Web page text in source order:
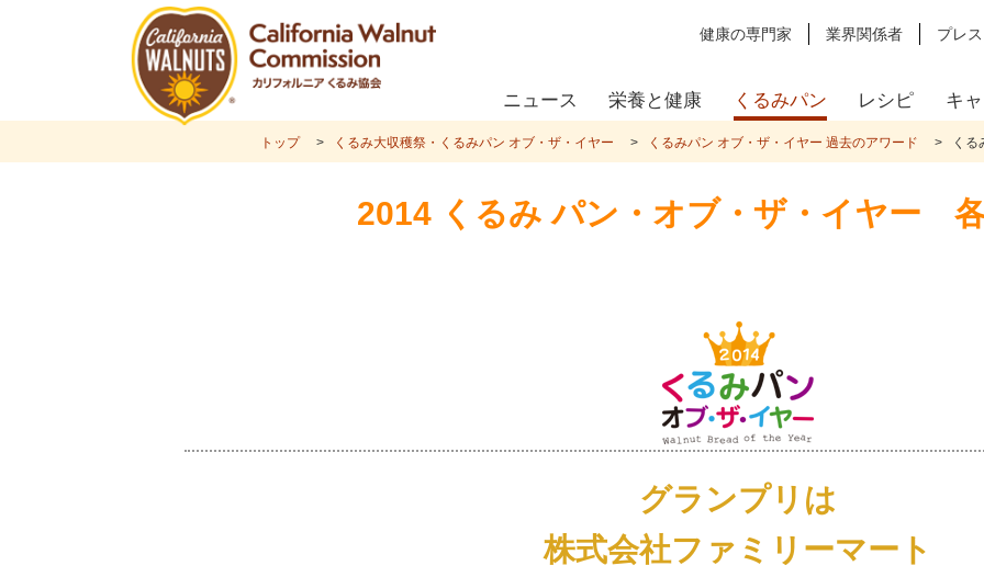
健康の専門家 業界関係者 プレス
ニュース 栄養と健康 くるみパン レシピ キ
トップ くるみ大収穫祭・くるみパン オブ・ザ・イヤー くるみパン オブ・ザ・イヤー 過去のアワード く
2014 くるみ パン・オブ・ザ・イヤー
グランプリは
株式会社ファミリーマート